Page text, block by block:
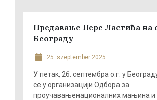
Предавање Пере Ластића на
Београду
25. szeptember 2025.
У петак, 26. септембра о.г. у
се у организацији Одбора за
проучавањенационалних мањина и